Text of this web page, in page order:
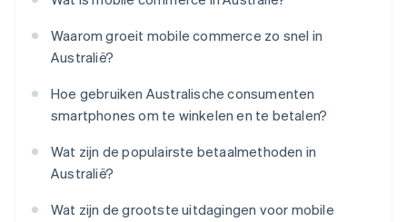
Waarom groeit mobile commerce zo snel in
Australië?
Hoe gebruiken Australische consumenten
smartphones om te winkelen en te betalen?
Wat zijn de populairste betaalmethoden in
Australië?
Wat zijn de grootste uitdagingen voor mobile